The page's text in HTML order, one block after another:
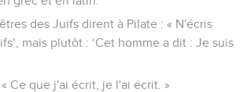
des Juifs dirent à Pilate : « N'écris
mais plutôt : ‘Cet homme a dit : Je suis
Ce que j'ai écrit, je l'ai écrit. »